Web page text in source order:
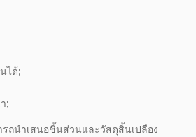
ได้;
;
รถนำเสนอชิ้นส่วนและวัสดุสิ้นเปลือง